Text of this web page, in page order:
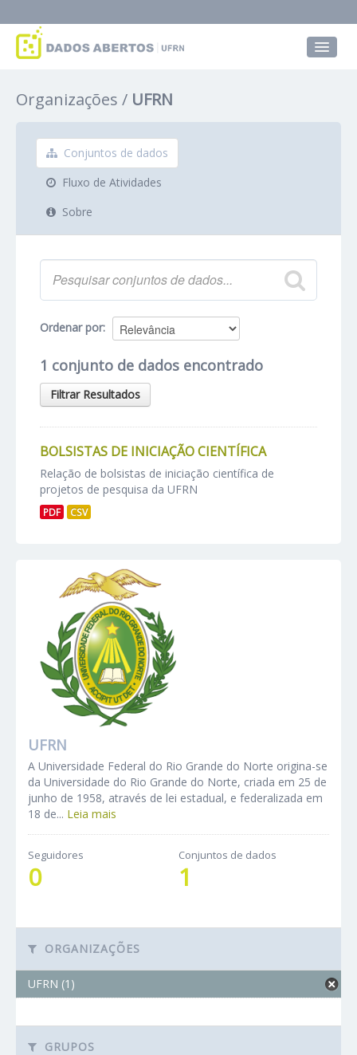
Grupos
Sobre
Organizações UFRN
Conjuntos de dados
Fluxo de Atividades
Sobre
Ordenar por
1 conjunto de dados encontrado
Filtrar Resultados
BOLSISTAS DE INICIAÇÃO CIENTÍFICA
Relação de bolsistas de iniciação científica de
projetos de pesquisa da UFRN
PDF CSV
UFRN
A Universidade Federal do Rio Grande do Norte origina-se
da Universidade do Rio Grande do Norte, criada em 25 de
junho de 1958, através de lei estadual, e federalizada em
18 de... Leia mais
Seguidores
0
Conjuntos de dados
1
ORGANIZAÇÕES
UFRN (1)
GRUPOS